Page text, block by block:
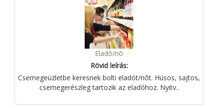
Eladó/nõ
Rövid leírás:
Csemegeüzletbe keresnek bolti eladót/nõt. Húsos, sajtos,
csemegerészleg tartozik az eladóhoz. Nyitv..